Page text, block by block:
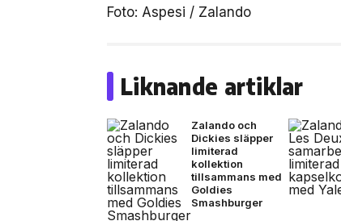
Foto: Aspesi / Zalando
Liknande artiklar
Zalando och
Dickies släpper
limiterad
kollektion
tillsammans med
Goldies
Smashburger